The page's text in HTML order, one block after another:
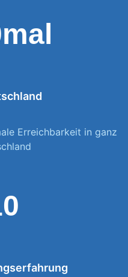
Erreichbarkeit in ganz